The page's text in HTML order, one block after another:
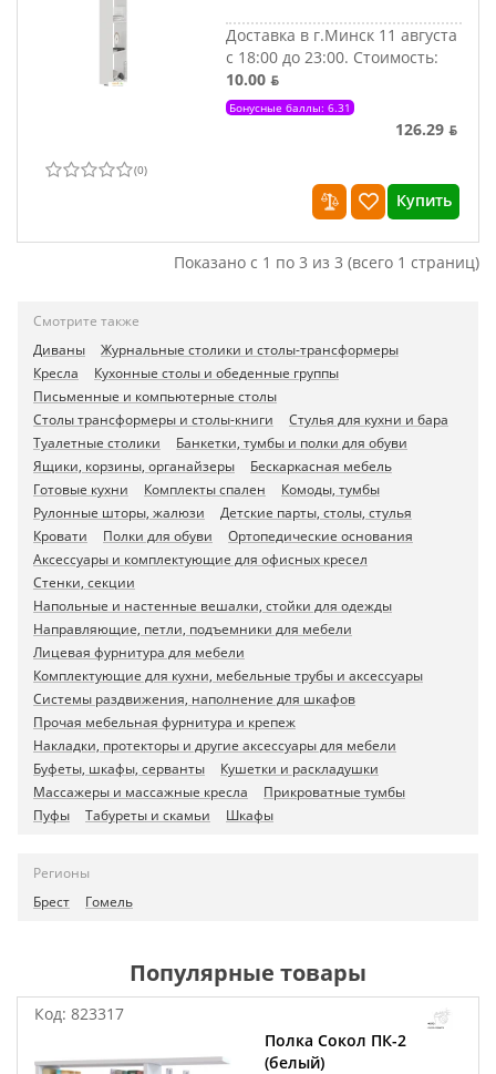
Доставка в г.Минск 11 августа
с 18:00 до 23:00. Стоимость:
10.00 ƃ
Бонусные баллы: 6.31
126.29 ƃ
(0)
Купить
Показано с 1 по 3 из 3 (всего 1 страниц)
Смотрите также
Диваны
Журнальные столики и столы-трансформеры
Кресла
Кухонные столы и обеденные группы
Письменные и компьютерные столы
Столы трансформеры и столы-книги
Стулья для кухни и бара
Туалетные столики
Банкетки, тумбы и полки для обуви
Ящики, корзины, органайзеры
Бескаркасная мебель
Готовые кухни
Комплекты спален
Комоды, тумбы
Рулонные шторы, жалюзи
Детские парты, столы, стулья
Кровати
Полки для обуви
Ортопедические основания
Аксессуары и комплектующие для офисных кресел
Стенки, секции
Напольные и настенные вешалки, стойки для одежды
Направляющие, петли, подъемники для мебели
Лицевая фурнитура для мебели
Комплектующие для кухни, мебельные трубы и аксессуары
Системы раздвижения, наполнение для шкафов
Прочая мебельная фурнитура и крепеж
Накладки, протекторы и другие аксессуары для мебели
Буфеты, шкафы, серванты
Кушетки и раскладушки
Массажеры и массажные кресла
Прикроватные тумбы
Пуфы
Табуреты и скамьи Шкафы
Регионы
Брест
Гомель
Популярные товары
Код: 823317
Полка Сокол ПК-2
(белый)